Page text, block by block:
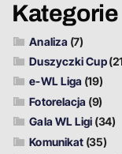
Kategorie
Analiza (7)
Duszyczki Cup
e-WL Liga (19)
Fotorelacja (9)
Gala WL Ligi (34)
Komunikat (35)